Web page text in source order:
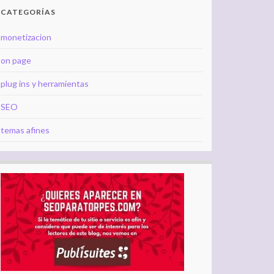
CATEGORÍAS
monetizacion
on page
plug ins y herramientas
SEO
temas afines